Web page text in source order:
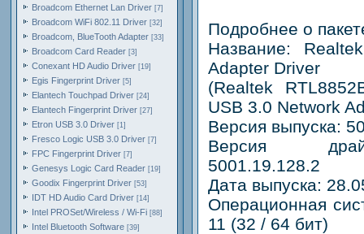
Broadcom Ethernet Lan Driver [7]
Broadcom WiFi 802.11 Driver [32]
Broadcom, BlueTooth Adapter [33]
Broadcom Card Reader [3]
Conexant HD Audio Driver [19]
Egis Fingerprint Driver [5]
Elantech Touchpad Driver [24]
Elantech Fingerprint Driver [27]
Etron USB 3.0 Driver [1]
Fresco Logic USB 3.0 Driver [7]
FPC Fingerprint Driver [7]
Genesys Logic Card Reader [19]
Goodix Fingerprint Driver [53]
IDT HD Audio Card Driver [14]
Intel PROSet/Wireless / Wi-Fi [88]
Intel Bluetooth Software [39]
Подробнее о
Название:
Adapter Driver
(Realtek
USB 3.0 Network
Версия выпуска:
Версия
5001.19.128.2
Дата выпуска:
Операционная
11 (32 / 64 бит)